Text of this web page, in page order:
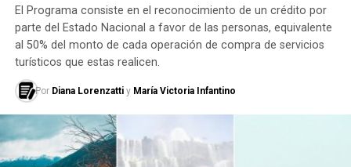
El Programa consiste en el reconocimiento de un crédito por
parte del Estado Nacional a favor de las personas, equivalente
al 50% del monto de cada operación de compra de servicios
turísticos que estas realicen.
Por Diana Lorenzattiy María Victoria Infantino